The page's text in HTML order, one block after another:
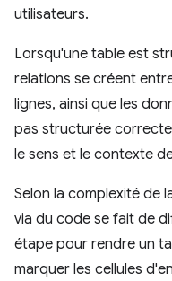
utilisateurs.
Lorsqu'une table est
relations se créent
lignes, ainsi que les
pas structurée
le sens et le contexte
Selon la complexité de
via du code se fait de
étape pour rendre un
marquer les cellules